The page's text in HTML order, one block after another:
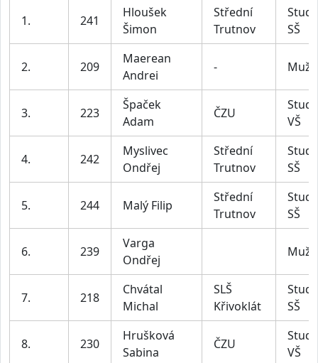
1. 241
Hloušek
Šimon
Střední
Trutnov
SŠ
2. 209
Maerean
Andrei
- Muži
3. 223
Špaček
Adam
ČZU
VŠ
4. 242
Myslivec
Ondřej
Střední
Trutnov
SŠ
5. 244 Malý Filip
Střední
Trutnov
SŠ
6. 239
Varga
Ondřej
Muži
7. 218
Chvátal
Michal
SLŠ
Křivoklát
SŠ
8. 230
Hrušková
Sabina
ČZU
VŠ